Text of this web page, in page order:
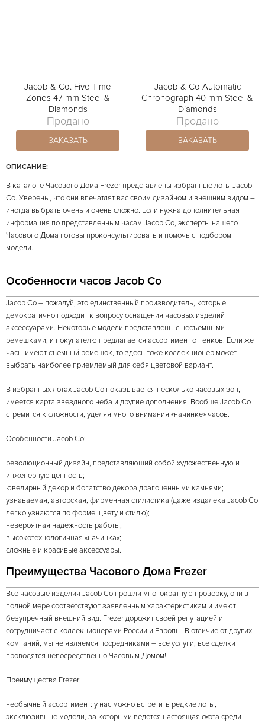
Jacob & Co. Five Time
Zones 47 mm Steel &
Diamonds
Продано
ЗАКАЗАТЬ
Jacob & Co Automatic
Chronograph 40 mm Steel &
Diamonds
Продано
ЗАКАЗАТЬ
ОПИСАНИЕ:
В каталоге Часового Дома Frezer представлены избранные лоты Jacob
Co. Уверены, что они впечатлят вас своим дизайном и внешним видом –
иногда выбрать очень и очень сложно. Если нужна дополнительная
информация по представленным часам Jacob Co, эксперты нашего
Часового Дома готовы проконсультировать и помочь с подбором
модели.
Особенности часов Jacob Co
Jacob Co – пожалуй, это единственный производитель, которые
демократично подходит к вопросу оснащения часовых изделий
аксессуарами. Некоторые модели представлены с несъемными
ремешками, и покупателю предлагается ассортимент оттенков. Если же
часы имеют съемный ремешок, то здесь тоже коллекционер может
выбрать наиболее приемлемый для себя цветовой вариант.
В избранных лотах Jacob Co показывается несколько часовых зон,
имеется карта звездного неба и другие дополнения. Вообще Jacob Co
стремится к сложности, уделяя много внимания «начинке» часов.
Особенности Jacob Co:
революционный дизайн, представляющий собой художественную и
инженерную ценность;
ювелирный декор и богатство декора драгоценными камнями;
узнаваемая, авторская, фирменная стилистика (даже издалека Jacob Co
легко узнаются по форме, цвету и стилю);
невероятная надежность работы;
высокотехнологичная «начинка»;
сложные и красивые аксессуары.
Преимущества Часового Дома Frezer
Все часовые изделия Jacob Co прошли многократную проверку, они в
полной мере соответствуют заявленным характеристикам и имеют
безупречный внешний вид. Frezer дорожит своей репутацией и
сотрудничает с коллекционерами России и Европы. В отличие от других
компаний, мы не являемся посредниками – все услуги, все сделки
проводятся непосредственно Часовым Домом!
Преимущества Frezer:
необычный ассортимент: у нас можно встретить редкие лоты,
эксклюзивные модели, за которыми ведется настоящая охота среди